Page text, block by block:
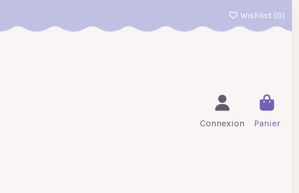
Wishlist (0)
Connexion Panier